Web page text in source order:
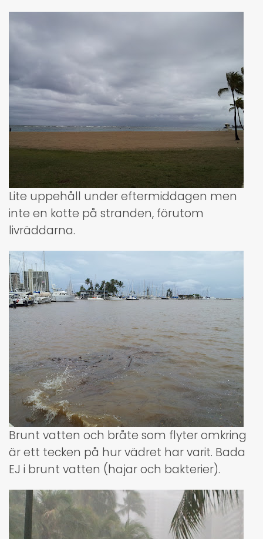
Lite uppehåll under eftermiddagen men
inte en kotte på stranden, förutom
livräddarna.
Brunt vatten och bråte som flyter omkring
är ett tecken på hur vädret har varit. Bada
EJ i brunt vatten (hajar och bakterier).